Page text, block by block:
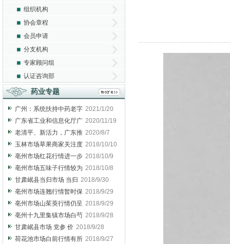
组织机构
协会章程
会员申请
分支机构
专家顾问组
认证咨询部
药业专题
广州：系统扶持中药老字 2021/1/20
广东省工业和信息化厅广 2020/11/19
老清平、新活力，广东推 2020/8/7
玉林市场草果商家关注度 2018/10/10
亳州市场红花行情进一步 2018/10/9
亳州市场五味子行情较为 2018/10/8
甘肃岷县当归市场 当归 2018/9/30
亳州市场连翘行情暂时保 2018/9/29
亳州市场山茱萸行情仍呈 2018/9/29
亳州十九里集镇市场白芍 2018/9/28
甘肃岷县市场 党参 价 2018/9/28
荷花池市场白前行情有所 2018/9/27